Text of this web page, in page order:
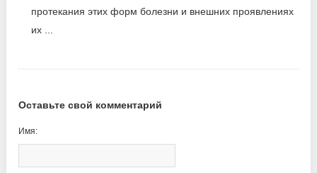
протекания этих форм болезни и внешних проявлениях
их ...
Оставьте свой комментарий
Имя: